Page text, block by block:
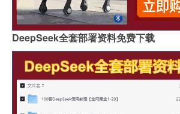
DeepSeek全套部署资料免费下载